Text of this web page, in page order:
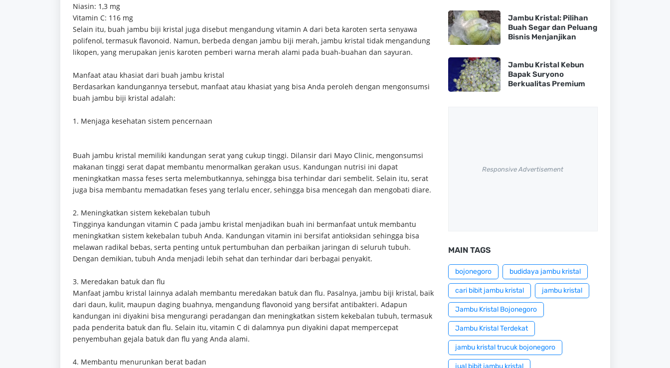
Niasin: 1,3 mg
Vitamin C: 116 mg
Selain itu, buah jambu biji kristal juga disebut mengandung vitamin A dari beta karoten serta senyawa
polifenol, termasuk flavonoid. Namun, berbeda dengan jambu biji merah, jambu kristal tidak mengandung
likopen, yang merupakan jenis karoten pemberi warna merah alami pada buah-buahan dan sayuran.
Manfaat atau khasiat dari buah jambu kristal
Berdasarkan kandungannya tersebut, manfaat atau khasiat yang bisa Anda peroleh dengan mengonsumsi
buah jambu biji kristal adalah:
1. Menjaga kesehatan sistem pencernaan
Buah jambu kristal memiliki kandungan serat yang cukup tinggi. Dilansir dari Mayo Clinic, mengonsumsi
makanan tinggi serat dapat membantu menormalkan gerakan usus. Kandungan nutrisi ini dapat
meningkatkan massa feses serta melembutkannya, sehingga bisa terhindar dari sembelit. Selain itu, serat
juga bisa membantu memadatkan feses yang terlalu encer, sehingga bisa mencegah dan mengobati diare.
2. Meningkatkan sistem kekebalan tubuh
Tingginya kandungan vitamin C pada jambu kristal menjadikan buah ini bermanfaat untuk membantu
meningkatkan sistem kekebalan tubuh Anda. Kandungan vitamin ini bersifat antioksidan sehingga bisa
melawan radikal bebas, serta penting untuk pertumbuhan dan perbaikan jaringan di seluruh tubuh.
Dengan demikian, tubuh Anda menjadi lebih sehat dan terhindar dari berbagai penyakit.
3. Meredakan batuk dan flu
Manfaat jambu kristal lainnya adalah membantu meredakan batuk dan flu. Pasalnya, jambu biji kristal, baik
dari daun, kulit, maupun daging buahnya, mengandung flavonoid yang bersifat antibakteri. Adapun
kandungan ini diyakini bisa mengurangi peradangan dan meningkatkan sistem kekebalan tubuh, termasuk
pada penderita batuk dan flu. Selain itu, vitamin C di dalamnya pun diyakini dapat mempercepat
penyembuhan gejala batuk dan flu yang Anda alami.
4. Membantu menurunkan berat badan
Jambu Kristal: Pilihan
Buah Segar dan Peluang
Bisnis Menjanjikan
Jambu Kristal Kebun
Bapak Suryono
Berkualitas Premium
Responsive Advertisement
MAIN TAGS
bojonegoro budidaya jambu kristal
cari bibit jambu kristal jambu kristal
Jambu Kristal Bojonegoro
Jambu Kristal Terdekat
jambu kristal trucuk bojonegoro
jual bibit jambu kristal